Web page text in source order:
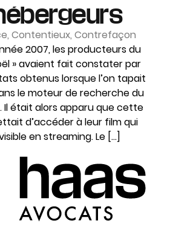
, Contentieux, Contrefaçon
2007, les producteurs du
» avaient fait constater par
obtenus lorsque l’on tapait
le moteur de recherche du
Il était alors apparu que cette
d’accéder à leur film qui
en streaming. Le […]